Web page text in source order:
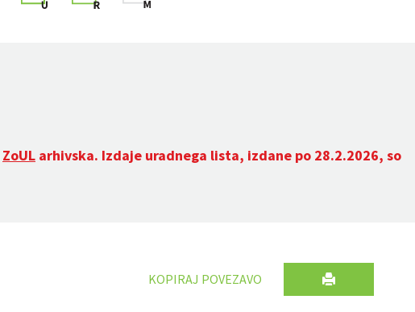
ZoUL arhivska. Izdaje uradnega lista, izdane po 28.2.2026, so
KOPIRAJ POVEZAVO